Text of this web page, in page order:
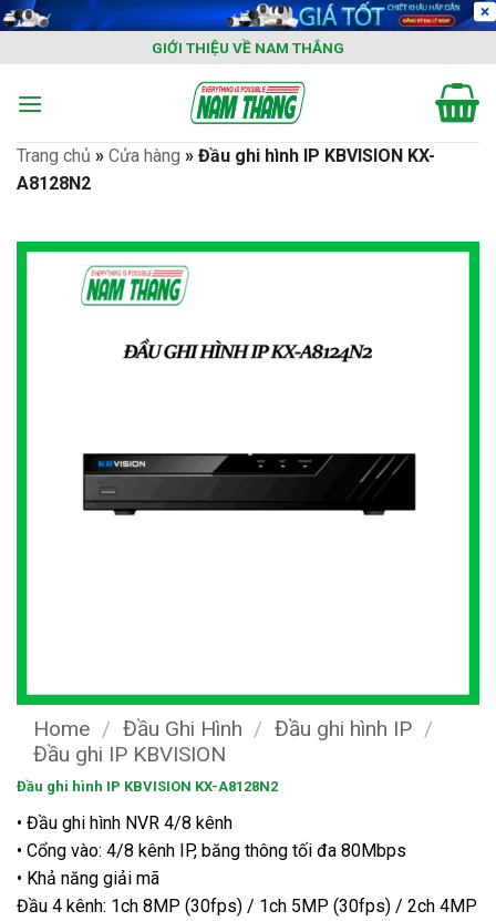
Skip
content
GIỚI THIỆU VỀ NAM THẮNG
Trang chủ » Cửa hàng » Đầu ghi hình IP KBVISION KX-
A8128N2
Home / Đầu Ghi Hình / Đầu ghi hình IP /
Đầu ghi IP KBVISION
Đầu ghi hình IP KBVISION KX-A8128N2
• Đầu ghi hình NVR 4/8 kênh
• Cổng vào: 4/8 kênh IP, băng thông tối đa 80Mbps
• Khả năng giải mã
Đầu 4 kênh: 1ch 8MP (30fps) / 1ch 5MP (30fps) / 2ch 4MP